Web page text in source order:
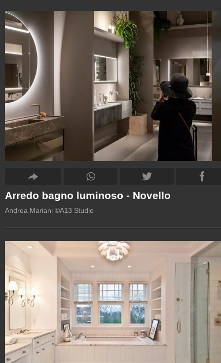
Arredo bagno luminoso - Novello
Andrea Mariani ©A13 Studio